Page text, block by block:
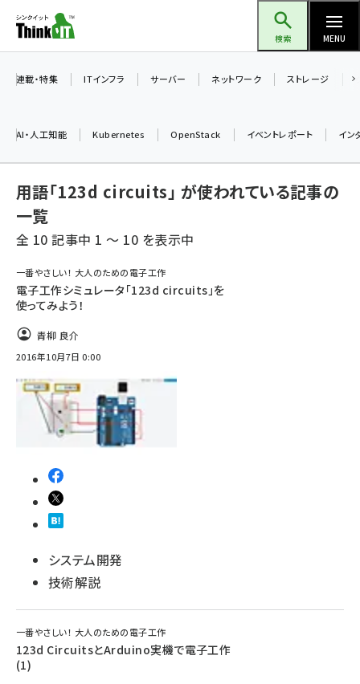
ン
ツ
検索 MENU
ai (2470)
iot女子会 (2243)
北海道をのんびり旅する晴山佳須夫のヒント集！ (2000)
drupal (1921)
genai (1464)
ai crunch (1336)
abc123 (1334)
連載・特集 ITインフラ サーバー ネットワーク ストレージ
AI・人工知能 Kubernetes OpenStack イベントレポート イン
用語「123d circuits」 が使われている記事の
一覧
全 10 記事中 1 ～ 10 を表示中
一番やさしい！ 大人のための電子工作
電子工作シミュレータ「123d circuits」を
使ってみよう！
青柳 良介
2016年10月7日 0:00
システム開発
技術解説
一番やさしい！ 大人のための電子工作
123d CircuitsとArduino実機で電子工作
(1)